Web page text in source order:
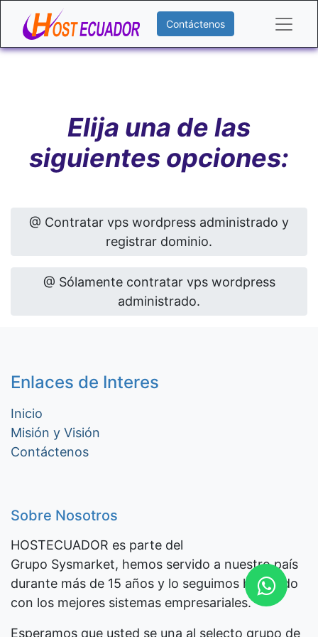
Contáctenos
Elija una de las
siguientes opciones:
@ Contratar vps wordpress administrado y
registrar dominio.
@ Sólamente contratar vps wordpress
administrado.
Enlaces de Interes
Inicio
Misión y Visión
Contáctenos
Sobre Nosotros
HOSTECUADOR es parte del
Grupo Sysmarket, hemos servido a nuestro país
durante más de 15 años y lo seguimos haciendo
con los mejores sistemas empresariales.
Esperamos que usted se una al selecto grupo de